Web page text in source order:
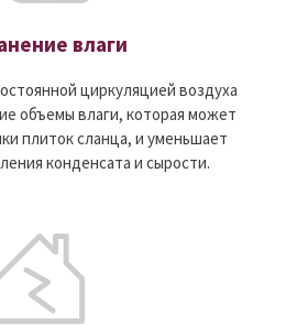
влаги
циркуляцией воздуха
объемы влаги, которая может
плиток сланца, и уменьшает
конденсата и сырости.